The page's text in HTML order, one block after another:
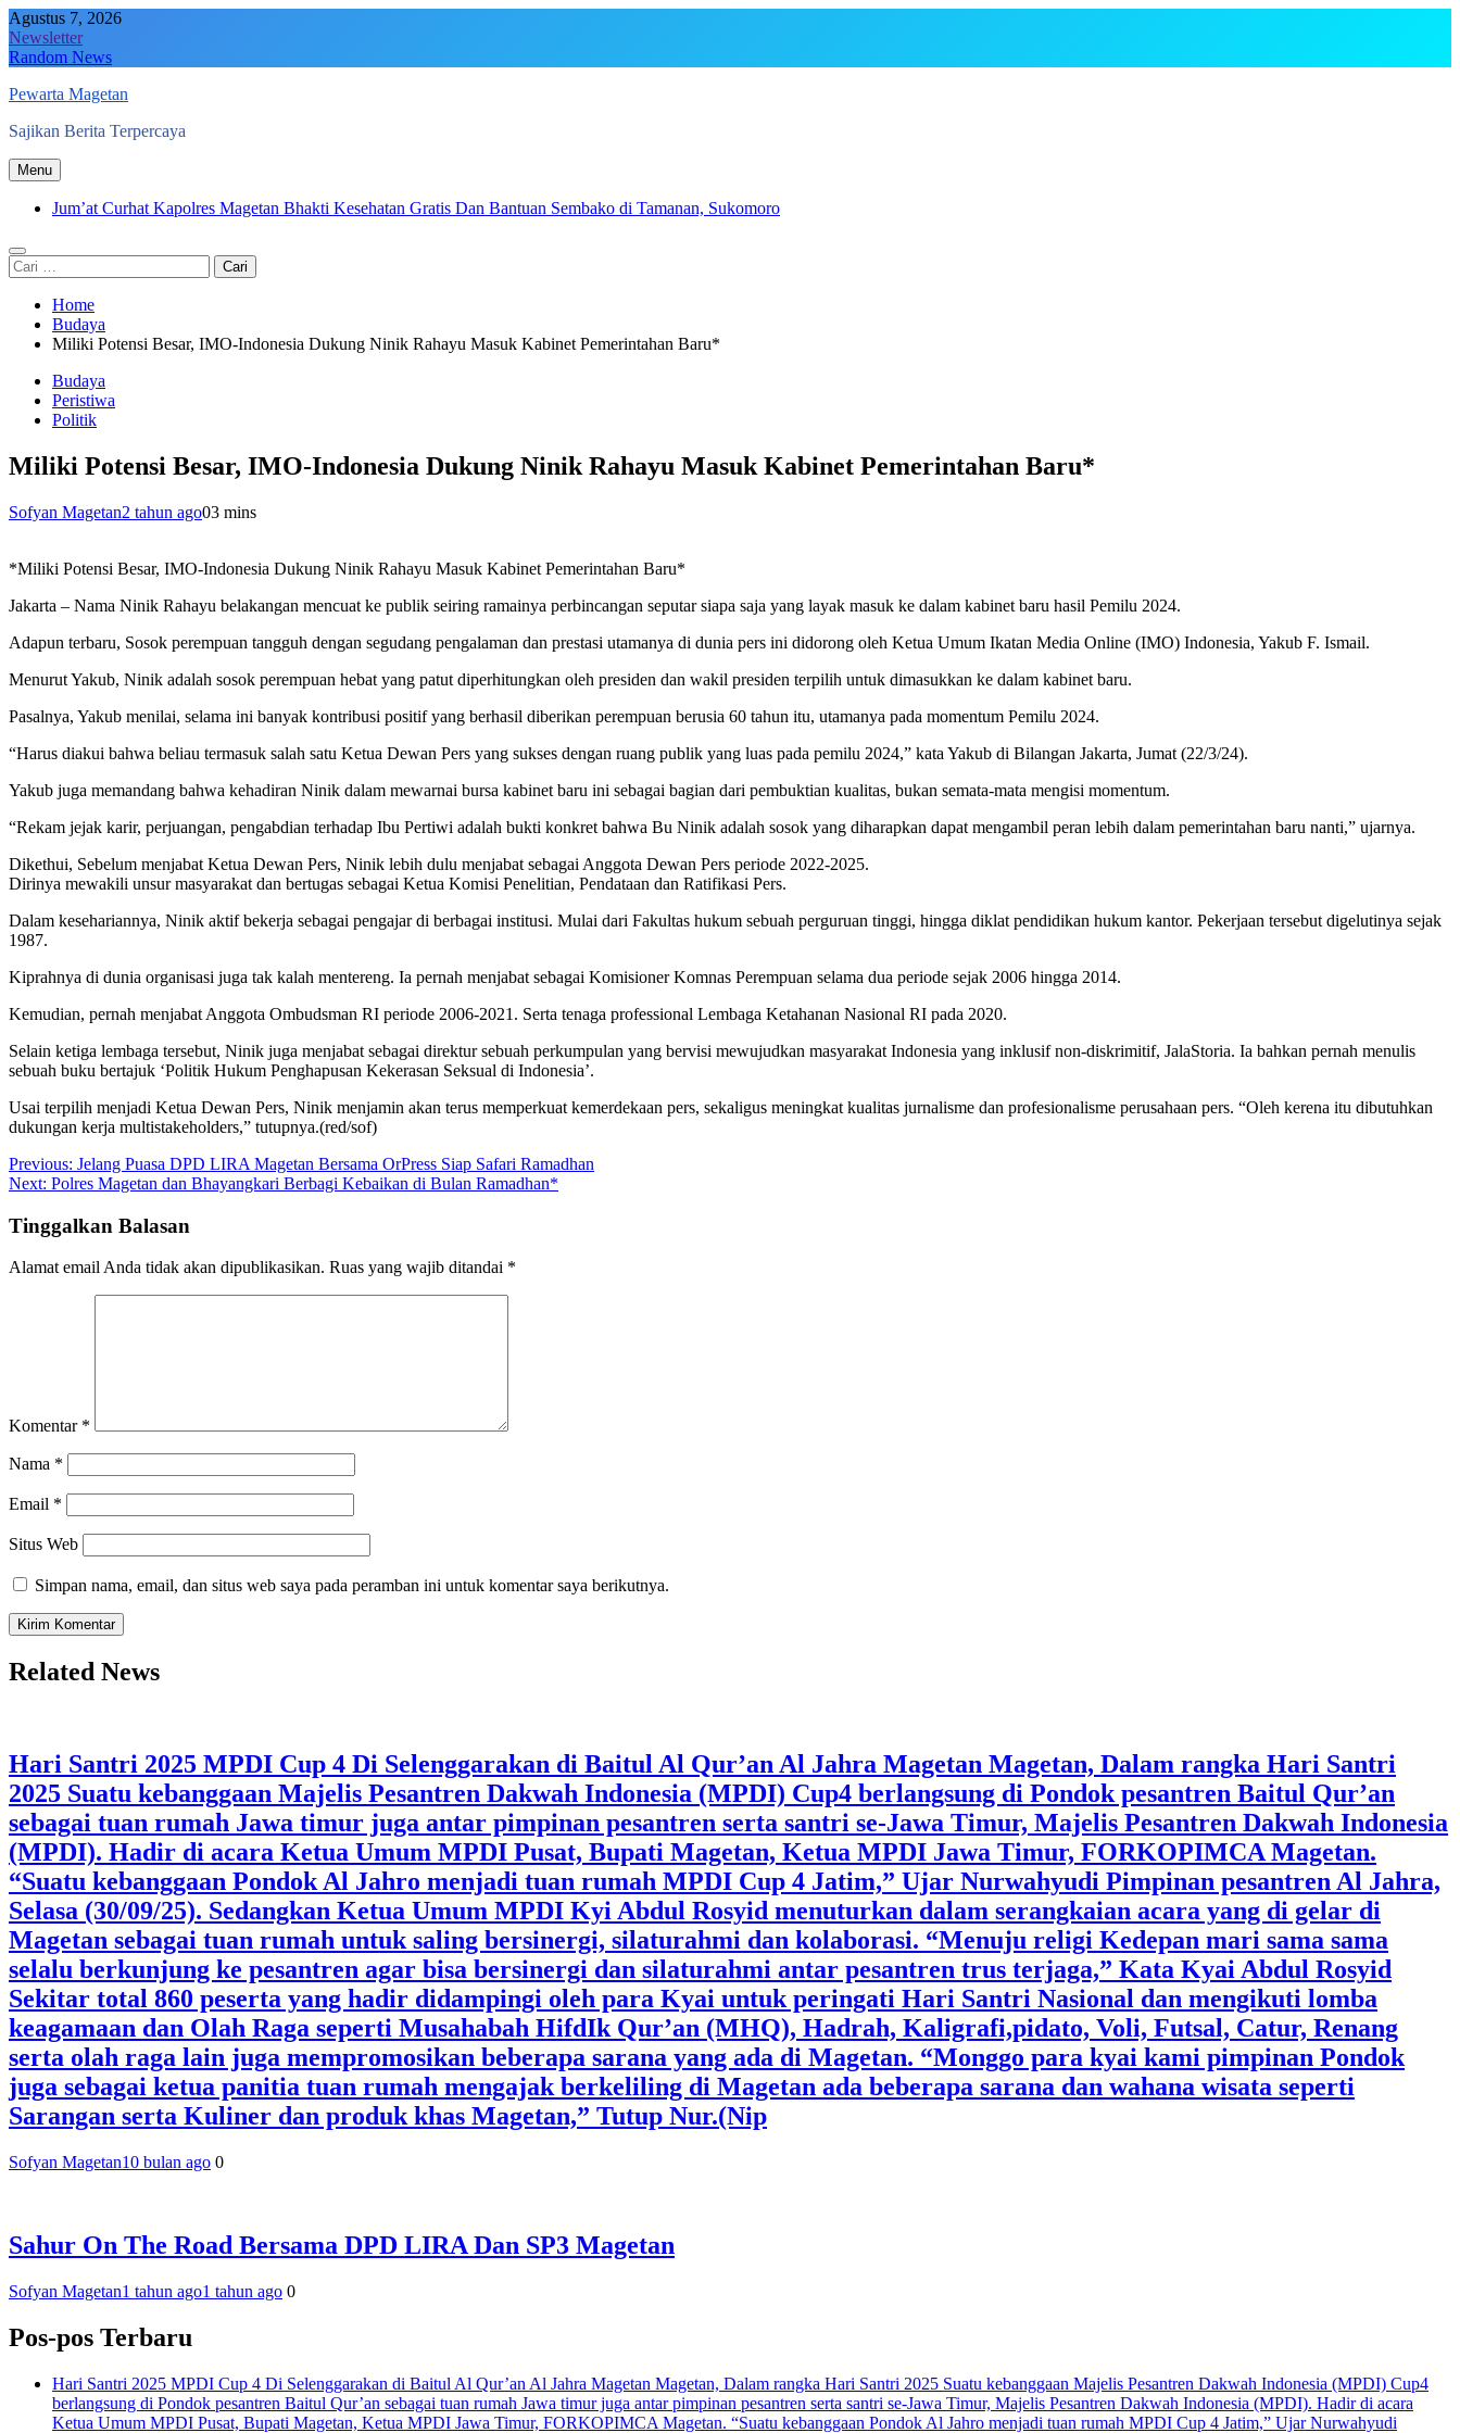
Skip
to
content
Agustus 7, 2026
Newsletter
Random News
Pewarta Magetan
Sajikan Berita Terpercaya
Menu
Jum’at Curhat Kapolres Magetan Bhakti Kesehatan Gratis Dan Bantuan Sembako di Tamanan, Sukomoro
Cari
untuk:
Home
Budaya
Miliki Potensi Besar, IMO-Indonesia Dukung Ninik Rahayu Masuk Kabinet Pemerintahan Baru*
Budaya
Peristiwa
Politik
Miliki Potensi Besar, IMO-Indonesia Dukung Ninik Rahayu Masuk Kabinet Pemerintahan Baru*
Sofyan Magetan2 tahun ago03 mins
*Miliki Potensi Besar, IMO-Indonesia Dukung Ninik Rahayu Masuk Kabinet Pemerintahan Baru*
Jakarta – Nama Ninik Rahayu belakangan mencuat ke publik seiring ramainya perbincangan seputar siapa saja yang layak masuk ke dalam kabinet baru hasil Pemilu 2024.
Adapun terbaru, Sosok perempuan tangguh dengan segudang pengalaman dan prestasi utamanya di dunia pers ini didorong oleh Ketua Umum Ikatan Media Online (IMO) Indonesia, Yakub F. Ismail.
Menurut Yakub, Ninik adalah sosok perempuan hebat yang patut diperhitungkan oleh presiden dan wakil presiden terpilih untuk dimasukkan ke dalam kabinet baru.
Pasalnya, Yakub menilai, selama ini banyak kontribusi positif yang berhasil diberikan perempuan berusia 60 tahun itu, utamanya pada momentum Pemilu 2024.
“Harus diakui bahwa beliau termasuk salah satu Ketua Dewan Pers yang sukses dengan ruang publik yang luas pada pemilu 2024,” kata Yakub di Bilangan Jakarta, Jumat (22/3/24).
Yakub juga memandang bahwa kehadiran Ninik dalam mewarnai bursa kabinet baru ini sebagai bagian dari pembuktian kualitas, bukan semata-mata mengisi momentum.
“Rekam jejak karir, perjuangan, pengabdian terhadap Ibu Pertiwi adalah bukti konkret bahwa Bu Ninik adalah sosok yang diharapkan dapat mengambil peran lebih dalam pemerintahan baru nanti,” ujarnya.
Dikethui, Sebelum menjabat Ketua Dewan Pers, Ninik lebih dulu menjabat sebagai Anggota Dewan Pers periode 2022-2025.
Dirinya mewakili unsur masyarakat dan bertugas sebagai Ketua Komisi Penelitian, Pendataan dan Ratifikasi Pers.
Dalam kesehariannya, Ninik aktif bekerja sebagai pengajar di berbagai institusi. Mulai dari Fakultas hukum sebuah perguruan tinggi, hingga diklat pendidikan hukum kantor. Pekerjaan tersebut digelutinya sejak
1987.
Kiprahnya di dunia organisasi juga tak kalah mentereng. Ia pernah menjabat sebagai Komisioner Komnas Perempuan selama dua periode sejak 2006 hingga 2014.
Kemudian, pernah menjabat Anggota Ombudsman RI periode 2006-2021. Serta tenaga professional Lembaga Ketahanan Nasional RI pada 2020.
Selain ketiga lembaga tersebut, Ninik juga menjabat sebagai direktur sebuah perkumpulan yang bervisi mewujudkan masyarakat Indonesia yang inklusif non-diskrimitif, JalaStoria. Ia bahkan pernah menulis
sebuah buku bertajuk ‘Politik Hukum Penghapusan Kekerasan Seksual di Indonesia’.
Usai terpilih menjadi Ketua Dewan Pers, Ninik menjamin akan terus memperkuat kemerdekaan pers, sekaligus meningkat kualitas jurnalisme dan profesionalisme perusahaan pers. “Oleh kerena itu dibutuhkan
dukungan kerja multistakeholders,” tutupnya.(red/sof)
Navigasi
pos
Previous: Jelang Puasa DPD LIRA Magetan Bersama OrPress Siap Safari Ramadhan
Next: Polres Magetan dan Bhayangkari Berbagi Kebaikan di Bulan Ramadhan*
Tinggalkan Balasan
Alamat email Anda tidak akan dipublikasikan. Ruas yang wajib ditandai *
Komentar *
Nama *
Email *
Situs Web
Simpan nama, email, dan situs web saya pada peramban ini untuk komentar saya berikutnya.
Related News
Hari Santri 2025 MPDI Cup 4 Di Selenggarakan di Baitul Al Qur’an Al Jahra Magetan Magetan, Dalam rangka Hari Santri
2025 Suatu kebanggaan Majelis Pesantren Dakwah Indonesia (MPDI) Cup4 berlangsung di Pondok pesantren Baitul Qur’an
sebagai tuan rumah Jawa timur juga antar pimpinan pesantren serta santri se-Jawa Timur, Majelis Pesantren Dakwah Indonesia
(MPDI). Hadir di acara Ketua Umum MPDI Pusat, Bupati Magetan, Ketua MPDI Jawa Timur, FORKOPIMCA Magetan.
“Suatu kebanggaan Pondok Al Jahro menjadi tuan rumah MPDI Cup 4 Jatim,” Ujar Nurwahyudi Pimpinan pesantren Al Jahra,
Selasa (30/09/25). Sedangkan Ketua Umum MPDI Kyi Abdul Rosyid menuturkan dalam serangkaian acara yang di gelar di
Magetan sebagai tuan rumah untuk saling bersinergi, silaturahmi dan kolaborasi. “Menuju religi Kedepan mari sama sama
selalu berkunjung ke pesantren agar bisa bersinergi dan silaturahmi antar pesantren trus terjaga,” Kata Kyai Abdul Rosyid
Sekitar total 860 peserta yang hadir didampingi oleh para Kyai untuk peringati Hari Santri Nasional dan mengikuti lomba
keagamaan dan Olah Raga seperti Musahabah HifdIk Qur’an (MHQ), Hadrah, Kaligrafi,pidato, Voli, Futsal, Catur, Renang
serta olah raga lain juga mempromosikan beberapa sarana yang ada di Magetan. “Monggo para kyai kami pimpinan Pondok
juga sebagai ketua panitia tuan rumah mengajak berkeliling di Magetan ada beberapa sarana dan wahana wisata seperti
Sarangan serta Kuliner dan produk khas Magetan,” Tutup Nur.(Nip
Sofyan Magetan10 bulan ago 0
Sahur On The Road Bersama DPD LIRA Dan SP3 Magetan
Sofyan Magetan1 tahun ago1 tahun ago 0
Pos-pos Terbaru
Hari Santri 2025 MPDI Cup 4 Di Selenggarakan di Baitul Al Qur’an Al Jahra Magetan Magetan, Dalam rangka Hari Santri 2025 Suatu kebanggaan Majelis Pesantren Dakwah Indonesia (MPDI) Cup4
berlangsung di Pondok pesantren Baitul Qur’an sebagai tuan rumah Jawa timur juga antar pimpinan pesantren serta santri se-Jawa Timur, Majelis Pesantren Dakwah Indonesia (MPDI). Hadir di acara
Ketua Umum MPDI Pusat, Bupati Magetan, Ketua MPDI Jawa Timur, FORKOPIMCA Magetan. “Suatu kebanggaan Pondok Al Jahro menjadi tuan rumah MPDI Cup 4 Jatim,” Ujar Nurwahyudi